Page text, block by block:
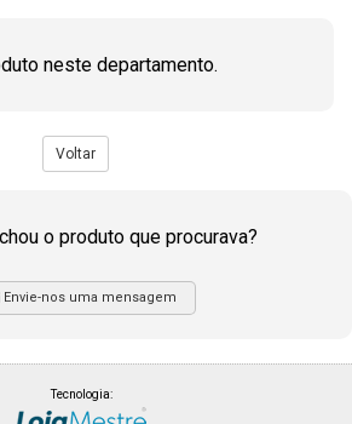
neste departamento.
Voltar
o produto que procurava?
Envie-nos uma mensagem
Tecnologia: